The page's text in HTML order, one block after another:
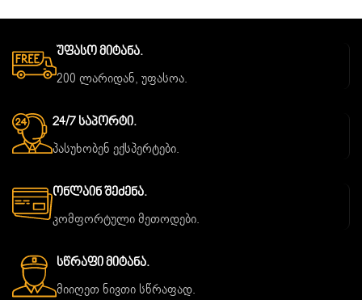
Უფასო Მიტანა.
200 ლარიდან, უფასოა.
24/7 Საპორტი.
პასუხობენ ექსპერტები.
Ონლაინ Შეძენა.
კომფორტული მეთოდები.
Სწრაფი Მიტანა.
მიიღეთ ნივთი სწრაფად.